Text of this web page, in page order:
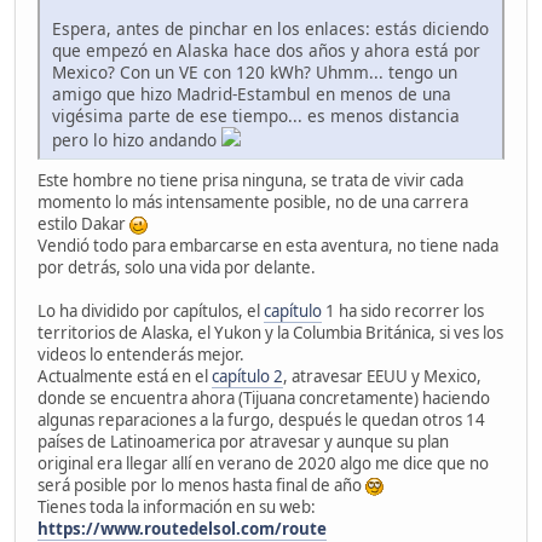
Espera, antes de pinchar en los enlaces: estás diciendo
que empezó en Alaska hace dos años y ahora está por
Mexico? Con un VE con 120 kWh? Uhmm... tengo un
amigo que hizo Madrid-Estambul en menos de una
vigésima parte de ese tiempo... es menos distancia
pero lo hizo andando
Este hombre no tiene prisa ninguna, se trata de vivir cada
momento lo más intensamente posible, no de una carrera
estilo Dakar
Vendió todo para embarcarse en esta aventura, no tiene nada
por detrás, solo una vida por delante.
Lo ha dividido por capítulos, elcapítulo 1 ha sido recorrer los
territorios de Alaska, el Yukon y la Columbia Británica, si ves los
videos lo entenderás mejor.
Actualmente está en elcapítulo 2, atravesar EEUU y Mexico,
donde se encuentra ahora (Tijuana concretamente) haciendo
algunas reparaciones a la furgo, después le quedan otros 14
países de Latinoamerica por atravesar y aunque su plan
original era llegar allí en verano de 2020 algo me dice que no
será posible por lo menos hasta final de año
Tienes toda la información en su web:
https://www.routedelsol.com/route